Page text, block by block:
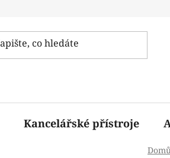
Kancelářské přístroje
Domů